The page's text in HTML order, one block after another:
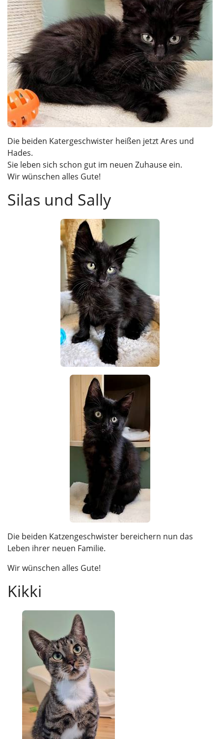
Die beiden Katergeschwister heißen jetzt Ares und
Hades.
Sie leben sich schon gut im neuen Zuhause ein.
Wir wünschen alles Gute!
Silas und Sally
Die beiden Katzengeschwister bereichern nun das
Leben ihrer neuen Familie.
Wir wünschen alles Gute!
Kikki